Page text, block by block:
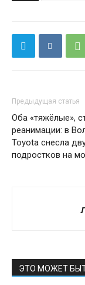
Предыдущая статья
Оба «тяжёлые»,
реанимации: в
Toyota снесла
подростков на
ЭТО МОЖЕТ